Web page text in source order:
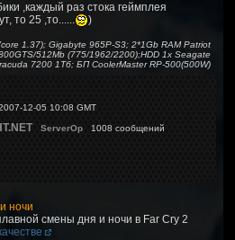
,каждый раз стока геймплея
то 25 ,то...... )
1.37); Gigabyte 965P-S3; 2*1Gb RAM Patriot
512Mb (775/1962/2200);HDD 1x Seagate
7200 1Тб; БП CoolerMaster RP-500(500W)
12-05 10:08 GMT
ServerOp 1008 сообщений
ночи
смены дня и ночи в Far Cry 2